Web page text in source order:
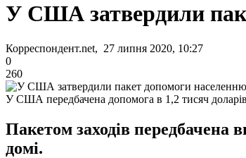
У США затвердили
Корреспондент.net, 27 липня 2020, 10:27
0
260
У США передбачена допомога в 1,2 тисяч
Пакетом заходів передбачена
домі.